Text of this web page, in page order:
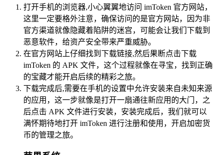
打开手机的浏览器,小心翼翼地访问 imToken 官方网站，
这里一定要格外注意，确保访问的是官方网站，因为非
官方渠道就像隐藏着陷阱的迷宫，可能会让我们下载到
恶意软件，给资产安全带来严重威胁。
在官方网站上仔细找到下载链接,然后果断点击下载
imToken 的 APK 文件，这个过程就像在寻宝，找到正确
的宝藏才能开启后续的精彩之旅。
下载完成后,需要在手机的设置中允许安装来自未知来源
的应用，这一步就像是打开一扇通往新应用的大门，之
后点击 APK 文件进行安装，安装完成后，我们就可以
满怀期待地打开 imToken 进行注册和使用，开启加密货
币的管理之旅。